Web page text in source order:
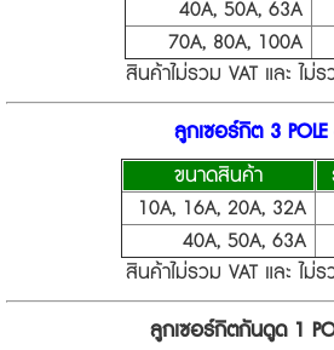
40A, 50A, 63A
70A, 80A, 100A
สินค้าไม่รวม VAT และ ไม่
ลูกเซอร์กิต 3 POLE
ขนาดสินค้า
10A, 16A, 20A, 32A
40A, 50A, 63A
สินค้าไม่รวม VAT และ ไม่
ลูกเซอร์กิตกันดูด 1